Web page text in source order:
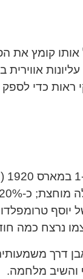
קומץ את
אווירית
ראות כדי
נהרגו והוא ננטש.
יוסף
נרצח כמה
דרך
והשיב מלחמה.